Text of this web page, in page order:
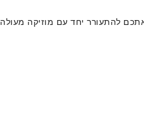
להתעורר יחד עם מוזיקה מעולה